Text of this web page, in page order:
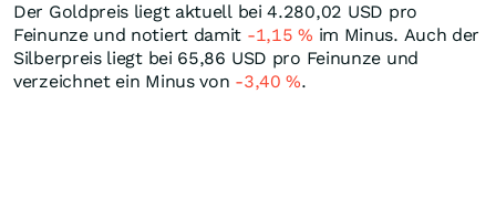
Der Goldpreis liegt aktuell bei 4.280,02 USD pro
Feinunze und notiert damit -1,15% im Minus. Auch der
Silberpreis liegt bei 65,86 USD pro Feinunze und
verzeichnet ein Minus von -3,40%.